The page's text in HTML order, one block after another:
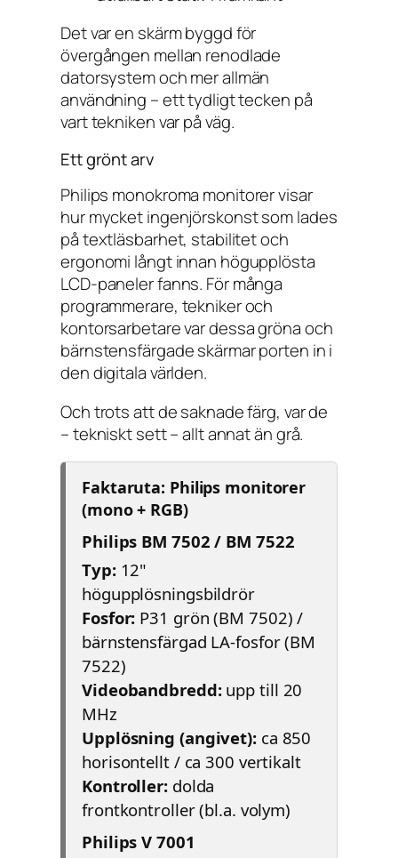
Det var en skärm byggd för
övergången mellan renodlade
datorsystem och mer allmän
användning – ett tydligt tecken på
vart tekniken var på väg.
Ett grönt arv
Philips monokroma monitorer visar
hur mycket ingenjörskonst som lades
på textläsbarhet, stabilitet och
ergonomi långt innan högupplösta
LCD-paneler fanns. För många
programmerare, tekniker och
kontorsarbetare var dessa gröna och
bärnstensfärgade skärmar porten in i
den digitala världen.
Och trots att de saknade färg, var de
– tekniskt sett – allt annat än grå.
Faktaruta: Philips monitorer
(mono + RGB)
Philips BM 7502 / BM 7522
Typ:12"
högupplösningsbildrör
Fosfor: P31 grön (BM 7502) /
bärnstensfärgad LA-fosfor (BM
7522)
Videobandbredd:upp till 20
MHz
Upplösning (angivet):ca 850
horisontellt / ca 300 vertikalt
Kontroller:dolda
frontkontroller (bl.a. volym)
Philips V 7001